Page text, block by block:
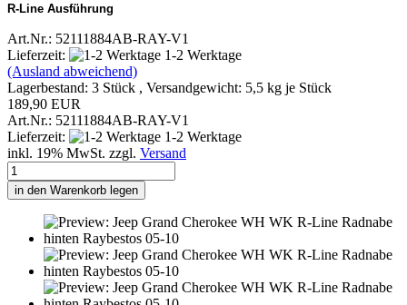
R-Line Ausführung
Art.Nr.: 52111884AB-RAY-V1
Lieferzeit:
1-2 Werktage
(Ausland abweichend)
Lagerbestand: 3 Stück , Versandgewicht: 5,5 kg je Stück
189,90 EUR
Art.Nr.: 52111884AB-RAY-V1
Lieferzeit:
1-2 Werktage
inkl. 19% MwSt. zzgl. Versand
in den Warenkorb legen